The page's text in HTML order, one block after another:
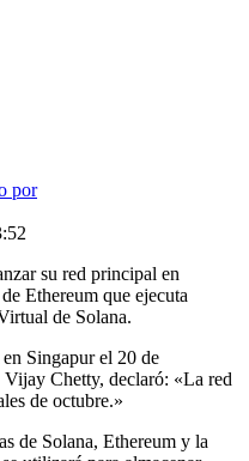
por
su red principal en
Ethereum que ejecuta
de Solana.
Singapur el 20 de
Chetty, declaró: «La red
de octubre.»
de Solana, Ethereum y la